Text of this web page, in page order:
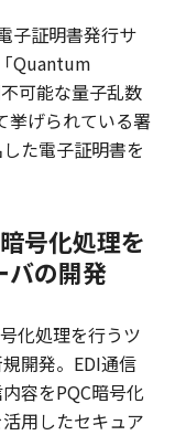
子証明書発行サ
Quantum
可能な量子乱数
挙げられている署
た電子証明書を
号化処理を
バの開発
化処理を行うツ
開発。EDI通信
容をPQC暗号化
用したセキュア